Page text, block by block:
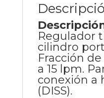
Regulador
cilindro
Fracción
a 15 lpm.
conexión a
(DISS).